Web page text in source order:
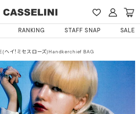
RANKING STAFF SNAP SALE
ヘイ！ミセスローズ)Handkerchief BAG